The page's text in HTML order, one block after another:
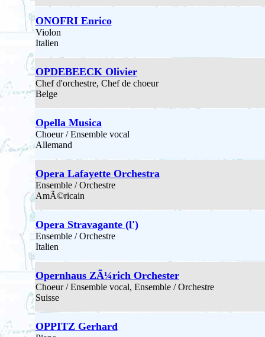
ONOFRI Enrico
Violon
Italien
OPDEBEECK Olivier
Chef d'orchestre, Chef de choeur
Belge
Opella Musica
Choeur / Ensemble vocal
Allemand
Opera Lafayette Orchestra
Ensemble / Orchestre
AmÃ©ricain
Opera Stravagante (l')
Ensemble / Orchestre
Italien
Opernhaus ZÃ¼rich Orchester
Choeur / Ensemble vocal, Ensemble / Orchestre
Suisse
OPPITZ Gerhard